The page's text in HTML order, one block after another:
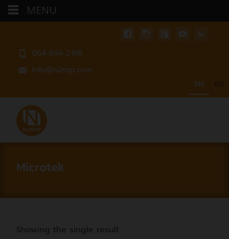
064-894-2198
info@n2nsp.com
TH
Microtek
Showing the single result
MENU